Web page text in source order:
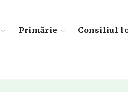
Primărie Consiliul